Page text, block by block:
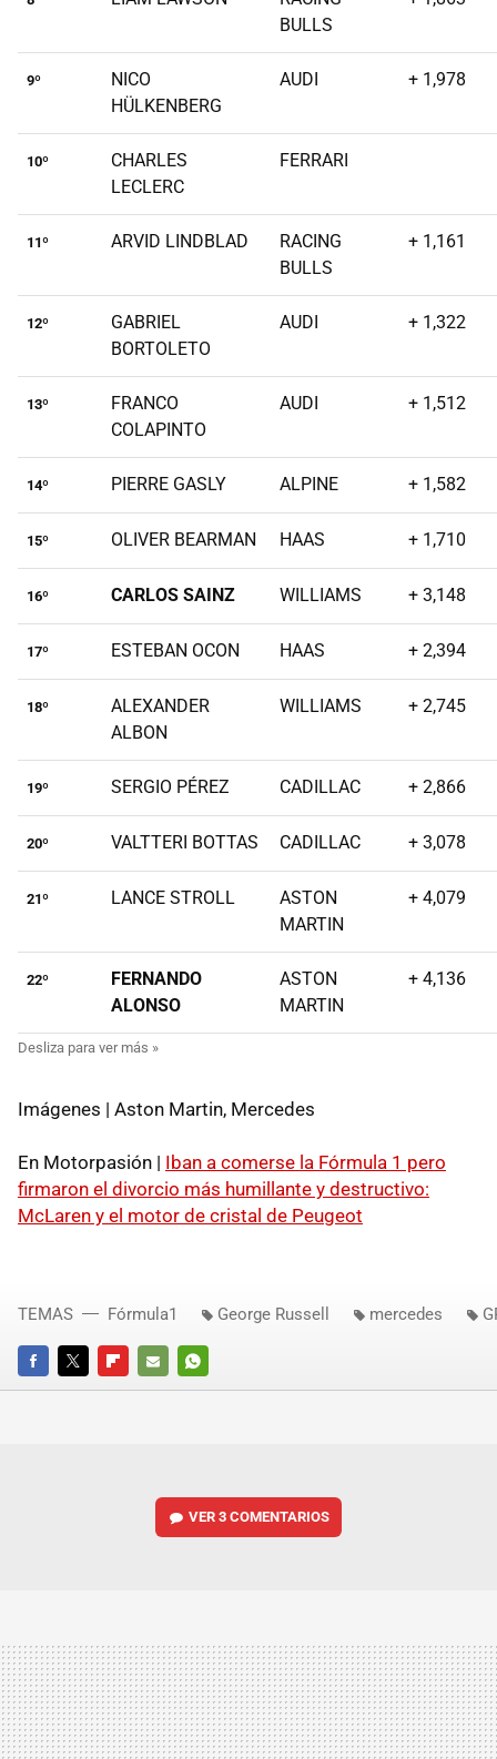
BULLS
9º
NICO
HÜLKENBERG
AUDI + 1,978
10º
CHARLES
LECLERC
FERRARI
11º ARVID LINDBLAD
RACING
BULLS
+ 1,161
12º
GABRIEL
BORTOLETO
AUDI + 1,322
13º
FRANCO
COLAPINTO
AUDI + 1,512
14º PIERRE GASLY ALPINE + 1,582
15º OLIVER BEARMAN HAAS + 1,710
16º CARLOS SAINZ WILLIAMS + 3,148
17º ESTEBAN OCON HAAS + 2,394
18º
ALEXANDER
ALBON
WILLIAMS + 2,745
19º SERGIO PÉREZ CADILLAC + 2,866
20º VALTTERI BOTTAS CADILLAC + 3,078
21º LANCE STROLL
ASTON
MARTIN
+ 4,079
22º
FERNANDO
ALONSO
ASTON
MARTIN
+ 4,136
Imágenes | Aston Martin, Mercedes
En Motorpasión | Iban a comerse la Fórmula 1 pero
firmaron el divorcio más humillante y destructivo:
McLaren y el motor de cristal de Peugeot
FACEBOOKTWITTERFLIPBOARD
E-
WHATSAPP
TEMAS Fórmula1 George Russell mercedes
VER3 COMENTARIOS